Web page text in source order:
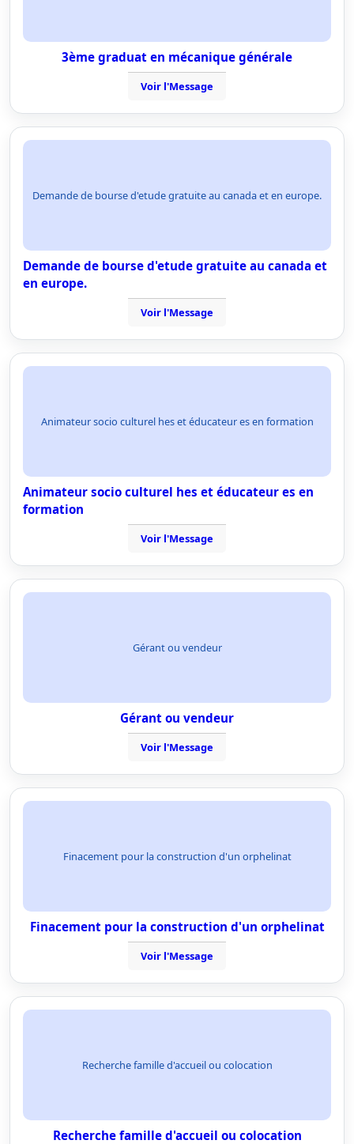
3ème graduat en mécanique générale
Voir l'Message
Demande de bourse d'etude gratuite au canada et en europe.
Demande de bourse d'etude gratuite au canada et
en europe.
Voir l'Message
Animateur socio culturel hes et éducateur es en formation
Animateur socio culturel hes et éducateur es en
formation
Voir l'Message
Gérant ou vendeur
Gérant ou vendeur
Voir l'Message
Finacement pour la construction d'un orphelinat
Finacement pour la construction d'un orphelinat
Voir l'Message
Recherche famille d'accueil ou colocation
Recherche famille d'accueil ou colocation